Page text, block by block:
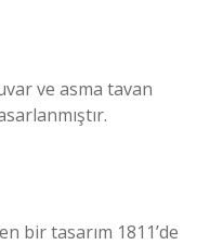
ve asma tavan
bir tasarım 1811’de